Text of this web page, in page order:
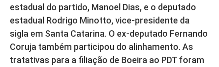
estadual do partido, Manoel Dias, e o deputado
estadual Rodrigo Minotto, vice-presidente da
sigla em Santa Catarina. O ex-deputado Fernando
Coruja também participou do alinhamento. As
tratativas para a filiação de Boeira ao PDT foram